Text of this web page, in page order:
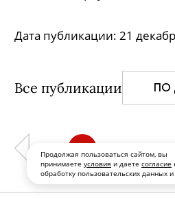
Продолжая пользоваться сайтом, вы
принимаете условия и даете согласие
обработку пользовательских данных и
Дата публикации: 21
Все публикации ПО
1